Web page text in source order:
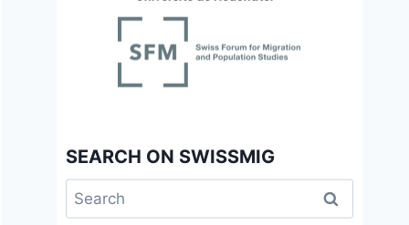
SEARCH ON SWISSMIG
Search
for: